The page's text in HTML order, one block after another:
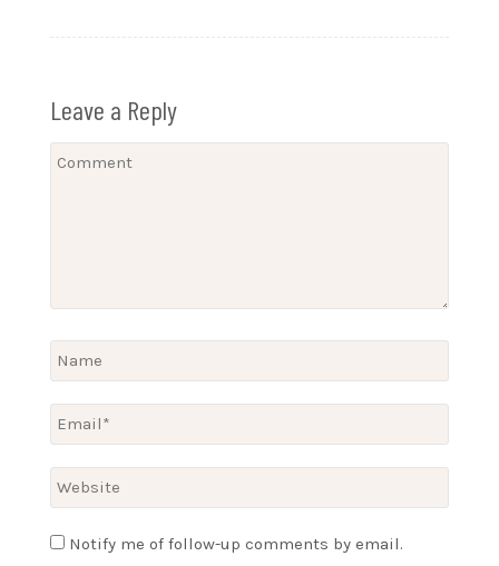
Leave a Reply
Notify me of follow-up comments by email.